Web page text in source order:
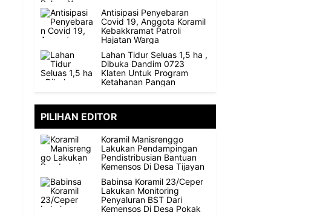
Antisipasi Penyebaran
Covid 19, Anggota Koramil
Kebakkramat Patroli
Hajatan Warga
Lahan Tidur Seluas 1,5 ha ,
Dibuka Dandim 0723
Klaten Untuk Program
Ketahanan Pangan
PILIHAN EDITOR
Koramil Manisrenggo
Lakukan Pendampingan
Pendistribusian Bantuan
Kemensos Di Desa Tijayan
Babinsa Koramil 23/Ceper
Lakukan Monitoring
Penyaluran BST Dari
Kemensos Di Desa Pokak